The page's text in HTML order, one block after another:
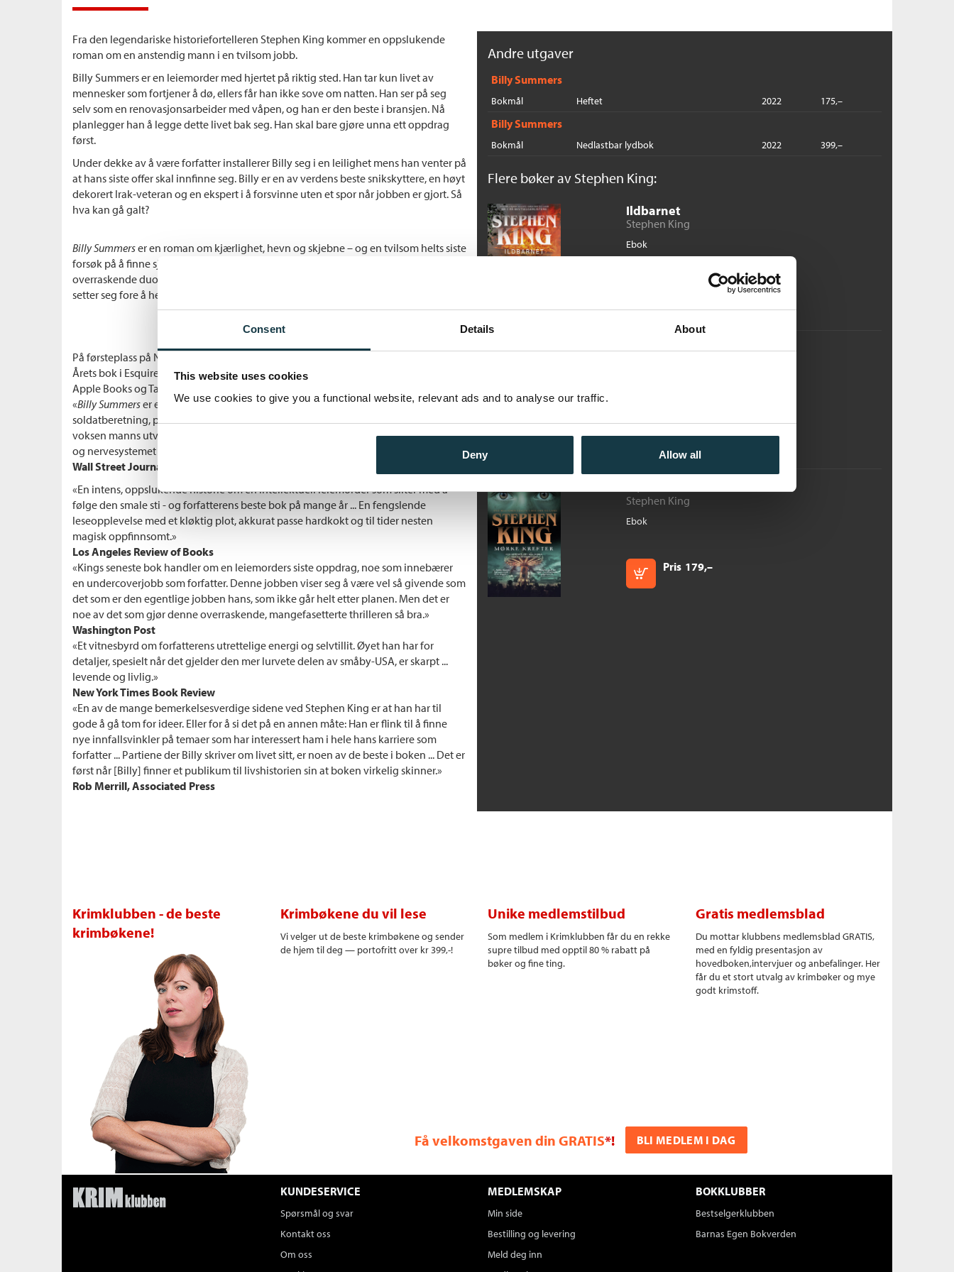
Consent Details About
This website uses cookies
We use cookies to give you a functional website, relevant ads and to analyse our traffic.
Deny Allow all
Fra den legendariske historiefortelleren Stephen King kommer en oppslukende
roman om en anstendig mann i en tvilsom jobb.
Billy Summers er en leiemorder med hjertet på riktig sted. Han tar kun livet av
mennesker som fortjener å dø, ellers får han ikke sove om natten. Han ser på seg
selv som en renovasjonsarbeider med våpen, og han er den beste i bransjen. Nå
planlegger han å legge dette livet bak seg. Han skal bare gjøre unna ett oppdrag
først.
Under dekke av å være forfatter installerer Billy seg i en leilighet mens han venter på
at hans siste offer skal innfinne seg. Billy er en av verdens beste snikskyttere, en høyt
dekorert Irak-veteran og en ekspert i å forsvinne uten et spor når jobben er gjort. Så
hva kan gå galt?
Billy Summerser en roman om kjærlighet, hevn og skjebne – og en tvilsom helts siste
forsøk på å finne sjelefred. I rollene finner du en av de mest tiltalende og
overraskende duoene som noen gang har figurert i en King-bok, som sammen
setter seg fore å hevne forbrytelsene til en usedvanlig ond mann.
På førsteplass på New York Times' bestselgerliste
Årets bok i Esquire, Wall Street Journal, Booklist, BookBub, Kirkus, Parade, Scribd,
Apple Books og Tampa Bay Times
«Billy Summerser en ambisiøs, stramt komponert og tiltalende hamløper av en bok:
soldatberetning, platonisk kjærlighetshistorie, noirkrim og et portrett av en godt
voksen manns utvikling. Gledene ved den er utallige, og den taler til hjernen, hjertet
og nervesystemet i like stor grad.»
Wall Street Journal
«En intens, oppslukende historie om en intellektuell leiemorder som sliter med å
følge den smale sti - og forfatterens beste bok på mange år ... En fengslende
leseopplevelse med et kløktig plot, akkurat passe hardkokt og til tider nesten
magisk oppfinnsomt.»
Los Angeles Review of Books
«Kings seneste bok handler om en leiemorders siste oppdrag, noe som innebærer
en undercoverjobb som forfatter. Denne jobben viser seg å være vel så givende som
det som er den egentlige jobben hans, som ikke går helt etter planen. Men det er
noe av det som gjør denne overraskende, mangefasetterte thrilleren så bra.»
Washington Post
«Et vitnesbyrd om forfatterens utrettelige energi og selvtillit. Øyet han har for
detaljer, spesielt når det gjelder den mer lurvete delen av småby-USA, er skarpt ...
levende og livlig.»
New York Times Book Review
«En av de mange bemerkelsesverdige sidene ved Stephen King er at han har til
gode å gå tom for ideer. Eller for å si det på en annen måte: Han er flink til å finne
nye innfallsvinkler på temaer som har interessert ham i hele hans karriere som
forfatter ... Partiene der Billy skriver om livet sitt, er noen av de beste i boken ... Det er
først når [Billy] finner et publikum til livshistorien sin at boken virkelig skinner.»
Rob Merrill, Associated Press
Andre utgaver
Billy Summers
Bokmål Heftet 2022 175,–
Billy Summers
Bokmål Nedlastbar lydbok 2022 399,–
Flere bøker av Stephen King:
Ildbarnet
Stephen King
Ebok
179,–
Christine
Pris 179,–
Kjøp
Stephen King
Ebok
Pris 179,–
Kjøp
Krimklubben - de beste
krimbøkene!
Krimbøkene du vil lese
Vi velger ut de beste krimbøkene og sender
de hjem til deg — portofritt over kr 399,-!
Unike medlemstilbud
Som medlem i Krimklubben får du en rekke
supre tilbud med opptil 80 % rabatt på
bøker og fine ting.
Gratis medlemsblad
Du mottar klubbens medlemsblad GRATIS,
med en fyldig presentasjon av
hovedboken,intervjuer og anbefalinger. Her
får du et stort utvalg av krimbøker og mye
godt krimstoff.
Få velkomstgaven din GRATIS*! BLI MEDLEM I DAG
KUNDESERVICE
Spørsmål og svar
Kontakt oss
Om oss
MEDLEMSKAP
Min side
Bestilling og levering
Meld deg inn
BOKKLUBBER
Bestselgerklubben
Barnas Egen Bokverden